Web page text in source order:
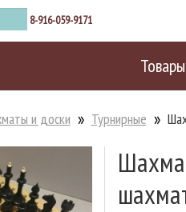
8-916-059-9171
Товары
и доски Турнирные